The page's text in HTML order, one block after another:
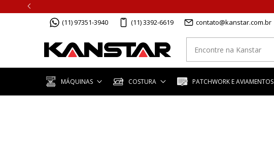
(11) 97351-3940 (11) 3392-6619 contato@kanstar.com.br
MÁQUINAS COSTURA PATCHWORK E AVIAMENTOS